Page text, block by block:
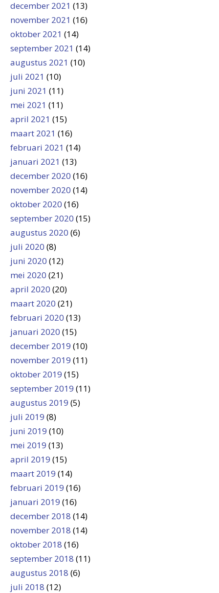
december 2021 (13)
november 2021 (16)
oktober 2021 (14)
september 2021 (14)
augustus 2021 (10)
juli 2021 (10)
juni 2021 (11)
mei 2021 (11)
april 2021 (15)
maart 2021 (16)
februari 2021 (14)
januari 2021 (13)
december 2020 (16)
november 2020 (14)
oktober 2020 (16)
september 2020 (15)
augustus 2020 (6)
juli 2020 (8)
juni 2020 (12)
mei 2020 (21)
april 2020 (20)
maart 2020 (21)
februari 2020 (13)
januari 2020 (15)
december 2019 (10)
november 2019 (11)
oktober 2019 (15)
september 2019 (11)
augustus 2019 (5)
juli 2019 (8)
juni 2019 (10)
mei 2019 (13)
april 2019 (15)
maart 2019 (14)
februari 2019 (16)
januari 2019 (16)
december 2018 (14)
november 2018 (14)
oktober 2018 (16)
september 2018 (11)
augustus 2018 (6)
juli 2018 (12)